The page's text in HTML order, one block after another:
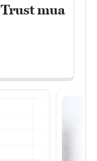
mua